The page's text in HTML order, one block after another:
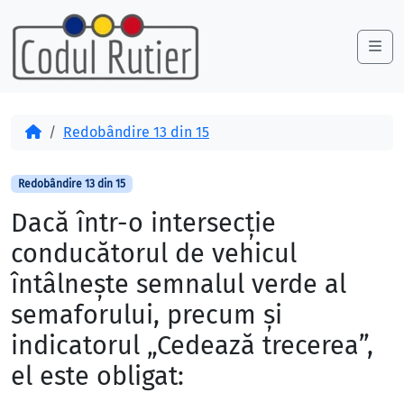
Skip to content
Skip to footer
AcasăRedobândire 13 din 15
Redobândire 13 din 15
Dacă într-o intersecţie
conducătorul de vehicul
întâlneşte semnalul verde al
semaforului, precum şi
indicatorul „Cedează trecerea”,
el este obligat: